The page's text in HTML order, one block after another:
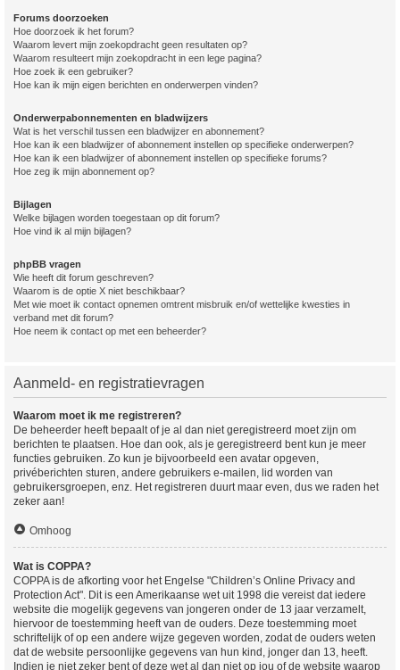
Forums doorzoeken
Hoe doorzoek ik het forum?
Waarom levert mijn zoekopdracht geen resultaten op?
Waarom resulteert mijn zoekopdracht in een lege pagina?
Hoe zoek ik een gebruiker?
Hoe kan ik mijn eigen berichten en onderwerpen vinden?
Onderwerpabonnementen en bladwijzers
Wat is het verschil tussen een bladwijzer en abonnement?
Hoe kan ik een bladwijzer of abonnement instellen op specifieke onderwerpen?
Hoe kan ik een bladwijzer of abonnement instellen op specifieke forums?
Hoe zeg ik mijn abonnement op?
Bijlagen
Welke bijlagen worden toegestaan op dit forum?
Hoe vind ik al mijn bijlagen?
phpBB vragen
Wie heeft dit forum geschreven?
Waarom is de optie X niet beschikbaar?
Met wie moet ik contact opnemen omtrent misbruik en/of wettelijke kwesties in
verband met dit forum?
Hoe neem ik contact op met een beheerder?
Aanmeld- en registratievragen
Waarom moet ik me registreren?
De beheerder heeft bepaalt of je al dan niet geregistreerd moet zijn om
berichten te plaatsen. Hoe dan ook, als je geregistreerd bent kun je meer
functies gebruiken. Zo kun je bijvoorbeeld een avatar opgeven,
privéberichten sturen, andere gebruikers e-mailen, lid worden van
gebruikersgroepen, enz. Het registreren duurt maar even, dus we raden het
zeker aan!
Omhoog
Wat is COPPA?
COPPA is de afkorting voor het Engelse "Children’s Online Privacy and
Protection Act". Dit is een Amerikaanse wet uit 1998 die vereist dat iedere
website die mogelijk gegevens van jongeren onder de 13 jaar verzamelt,
hiervoor de toestemming heeft van de ouders. Deze toestemming moet
schriftelijk of op een andere wijze gegeven worden, zodat de ouders weten
dat de website persoonlijke gegevens van hun kind, jonger dan 13, heeft.
Indien je niet zeker bent of deze wet al dan niet op jou of de website waarop